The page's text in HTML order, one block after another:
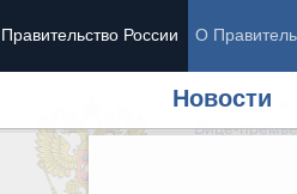
Правительство России О
Новости
Вице-